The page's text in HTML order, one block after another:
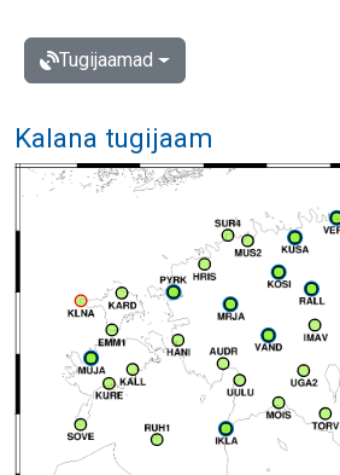
Tugijaamad
Kalana tugijaam